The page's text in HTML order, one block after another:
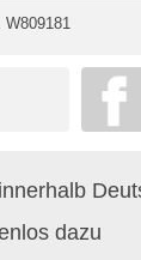
W809181
dazu